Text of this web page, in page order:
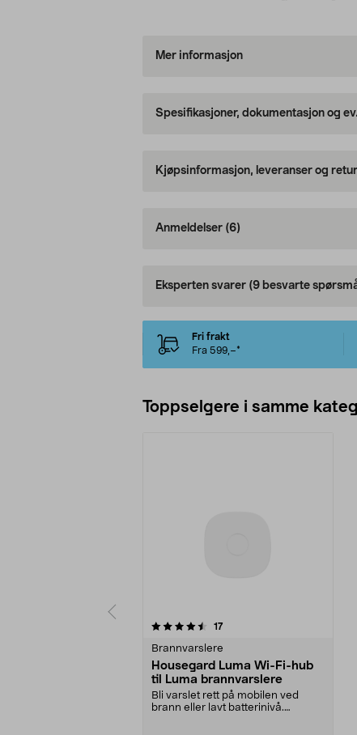
Mer informasjon
Spesifikasjoner, dokumentasjon og
Kjøpsinformasjon, leveranser og
Anmeldelser (6)
Eksperten svarer (9 besvarte
Fri frakt
Fra 599,–*
Toppselgere i samme
17anmeldelser
Brannvarslere
Housegard Luma Wi-Fi-hub
til Luma brannvarslere
Bli varslet rett på mobilen ved
brann eller lavt batterinivå.
5.0 av 5 stjerner